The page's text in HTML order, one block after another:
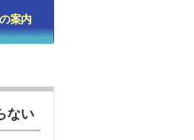
案内
ない